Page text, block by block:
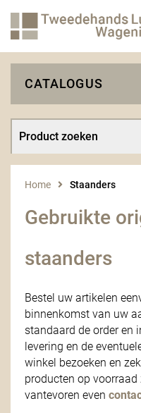
CATALOGUS
Home Staanders
Gebruikte
staanders
Bestel uw artikelen
binnenkomst van uw
standaard de order en
levering en de
winkel bezoeken en
producten op
vantevoren even